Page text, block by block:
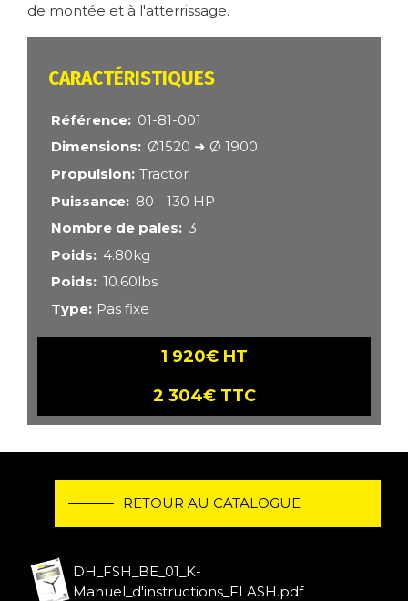
de montée et à l'atterrissage.
CARACTÉRISTIQUES
Référence
01-81-001
Dimensions
Ø1520 ➜ Ø 1900
Propulsion Tractor
Puissance
80 - 130 HP
Nombre de pales
3
Poids
4.80kg
Poids
10.60lbs
Type Pas fixe
1 920€ HT
2 304€ TTC
RETOUR AU CATALOGUE
DH_FSH_BE_01_K-
Manuel_d'instructions_FLASH.pdf